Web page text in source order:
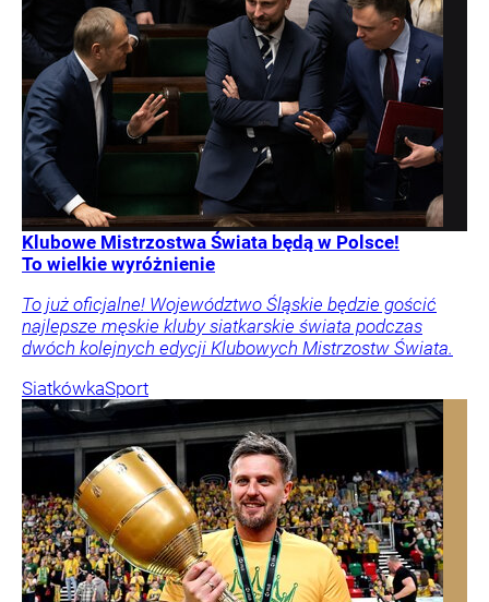
Klubowe Mistrzostwa Świata będą w Polsce!
To wielkie wyróżnienie
To już oficjalne! Województwo Śląskie będzie gościć
najlepsze męskie kluby siatkarskie świata podczas
dwóch kolejnych edycji Klubowych Mistrzostw Świata.
SiatkówkaSport